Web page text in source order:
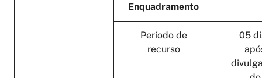
Enquadramento
Período de
recurso
05